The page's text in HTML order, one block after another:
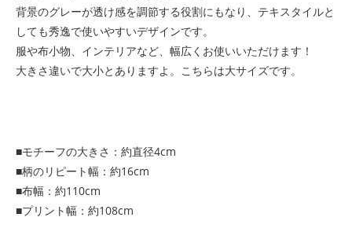
背景のグレーが透け感を調節する役割にもなり、テキスタイルと
しても秀逸で使いやすいデザインです。
服や布小物、インテリアなど、幅広くお使いいただけます！
大きさ違いで大小とありますよ。こちらは大サイズです。
■モチーフの大きさ：約直径4cm
■柄のリピート幅：約16cm
■布幅：約110cm
■プリント幅：約108cm